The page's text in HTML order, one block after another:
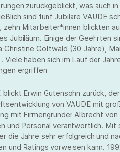
zurückgeblickt, was auch
sind fünf Jubilare VAUDE
zehn Mitarbeiter*innen blickten
Jubiläum. Einige der Geehrten
Gottwald (30 Jahre),
Viele haben sich im Lauf der
ergriffen.
blickt Erwin Gutensohn zurück,
von VAUDE mit
mit Firmengründer Albrecht
und Personal verantwortlich.
die Jahre sehr erfolgreich und
und Ratings vorweisen kann.